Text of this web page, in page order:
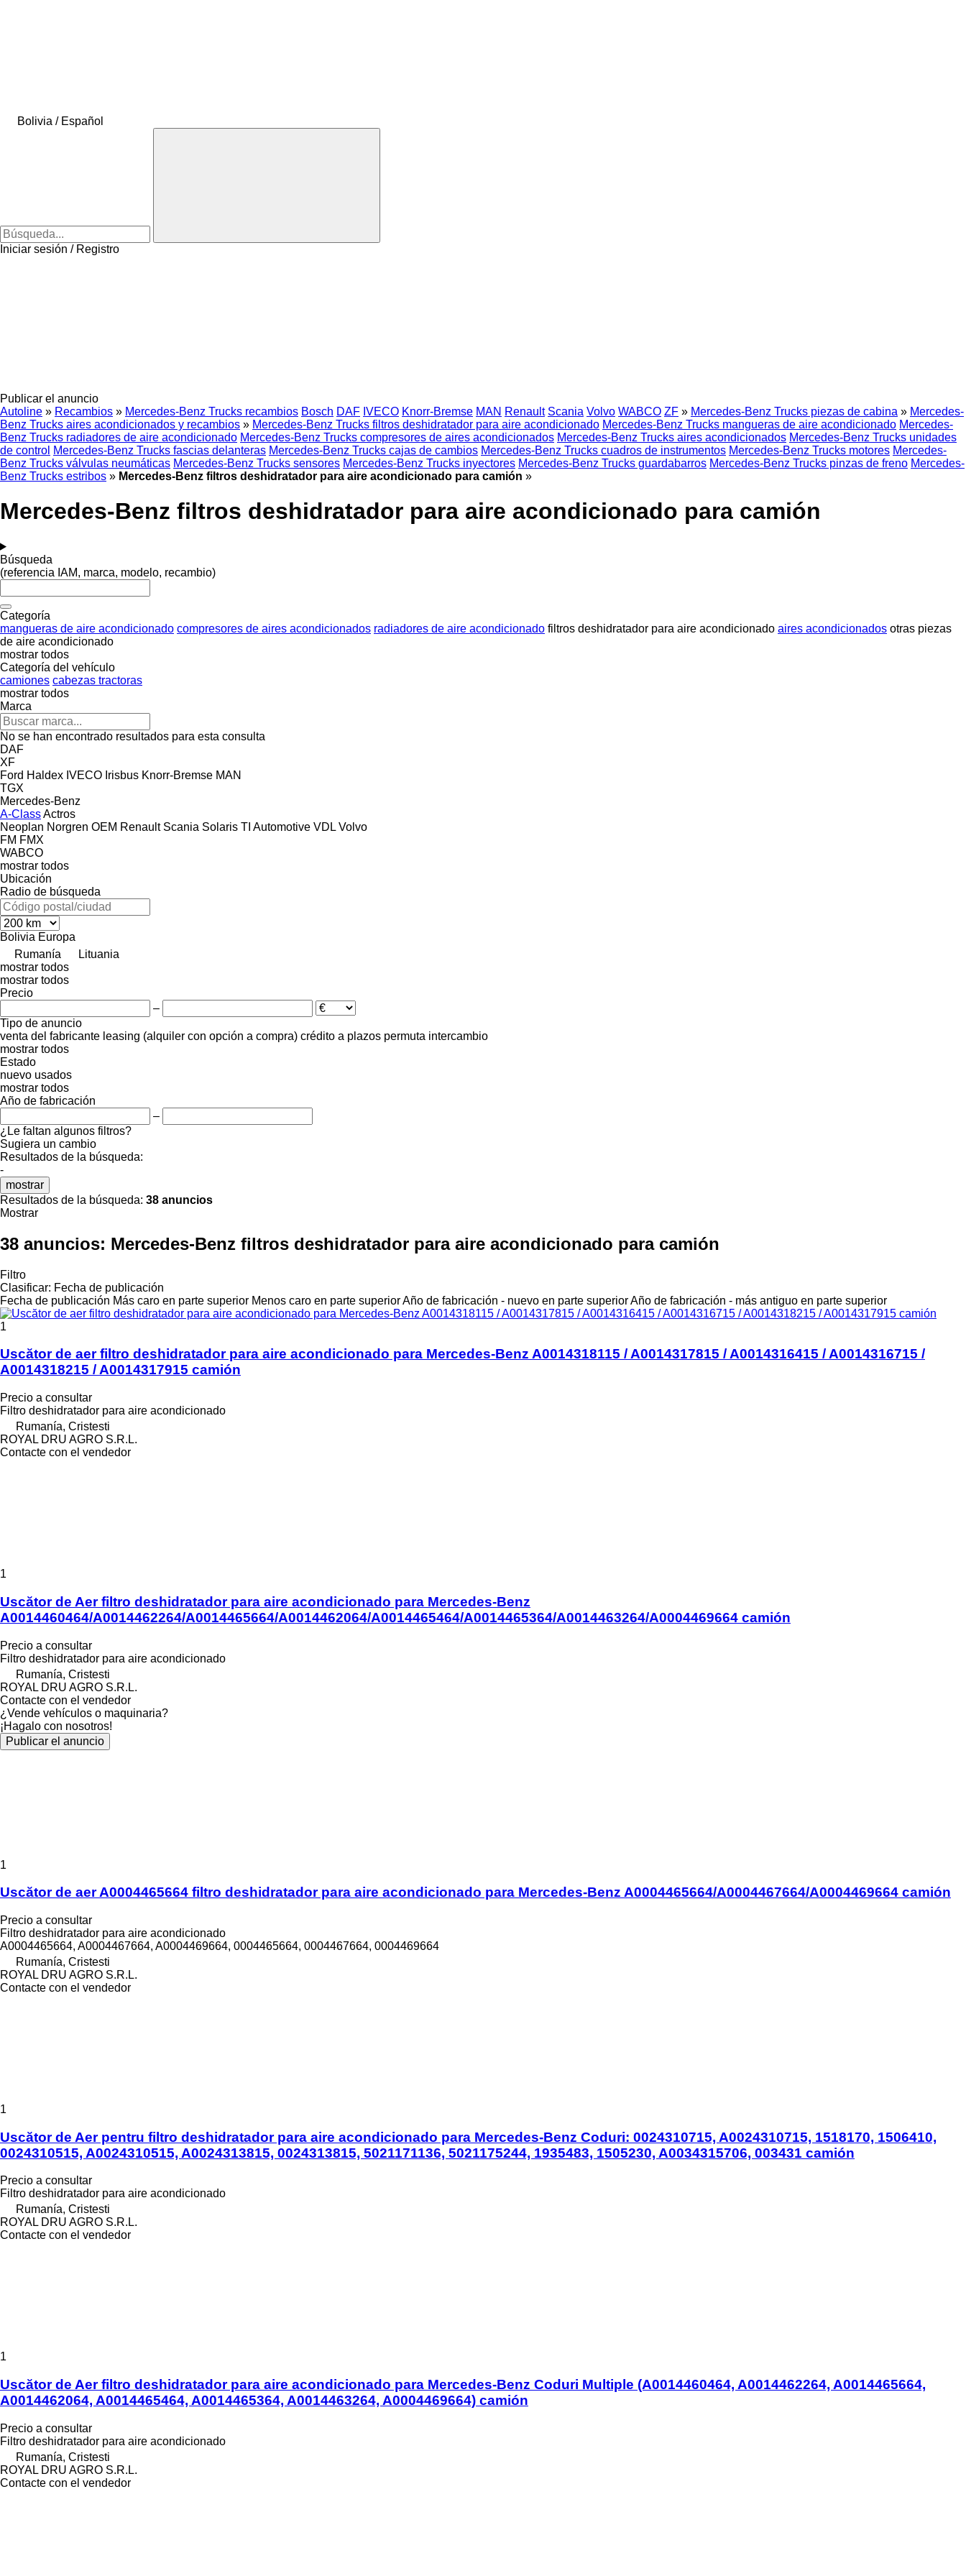
Bolivia / Español
Iniciar sesión / Registro
Publicar el anuncio
Autoline » Recambios » Mercedes-Benz Trucks recambios Bosch DAF IVECO Knorr-Bremse MAN Renault Scania Volvo WABCO ZF » Mercedes-Benz Trucks piezas de cabina » Mercedes-
Benz Trucks aires acondicionados y recambios » Mercedes-Benz Trucks filtros deshidratador para aire acondicionado Mercedes-Benz Trucks mangueras de aire acondicionado Mercedes-
Benz Trucks radiadores de aire acondicionado Mercedes-Benz Trucks compresores de aires acondicionados Mercedes-Benz Trucks aires acondicionados Mercedes-Benz Trucks unidades
de control Mercedes-Benz Trucks fascias delanteras Mercedes-Benz Trucks cajas de cambios Mercedes-Benz Trucks cuadros de instrumentos Mercedes-Benz Trucks motores Mercedes-
Benz Trucks válvulas neumáticas Mercedes-Benz Trucks sensores Mercedes-Benz Trucks inyectores Mercedes-Benz Trucks guardabarros Mercedes-Benz Trucks pinzas de freno Mercedes-
Benz Trucks estribos » Mercedes-Benz filtros deshidratador para aire acondicionado para camión »
Mercedes-Benz filtros deshidratador para aire acondicionado para camión
Búsqueda
(referencia IAM, marca, modelo, recambio)
Categoría
mangueras de aire acondicionado compresores de aires acondicionados radiadores de aire acondicionado filtros deshidratador para aire acondicionado aires acondicionados otras piezas
de aire acondicionado
mostrar todos
Categoría del vehículo
camiones cabezas tractoras
mostrar todos
Marca
No se han encontrado resultados para esta consulta
DAF
XF
Ford Haldex IVECO Irisbus Knorr-Bremse MAN
TGX
Mercedes-Benz
A-ClassActros
Neoplan Norgren OEM Renault Scania Solaris TI Automotive VDL Volvo
FM FMX
WABCO
mostrar todos
Ubicación
Radio de búsqueda
Bolivia Europa
Rumanía
Lituania
mostrar todos
mostrar todos
Precio
–
Tipo de anuncio
venta del fabricante leasing (alquiler con opción a compra) crédito a plazos permuta intercambio
mostrar todos
Estado
nuevo usados
mostrar todos
Año de fabricación
–
¿Le faltan algunos filtros?
Sugiera un cambio
Resultados de la búsqueda:
-
mostrar
Resultados de la búsqueda: 38 anuncios
Mostrar
38 anuncios: Mercedes-Benz filtros deshidratador para aire acondicionado para camión
Filtro
Clasificar: Fecha de publicación
Fecha de publicación Más caro en parte superior Menos caro en parte superiorAño de fabricación - nuevo en parte superiorAño de fabricación - más antiguo en parte superior
1
Uscător de aer filtro deshidratador para aire acondicionado para Mercedes-Benz A0014318115 / A0014317815 / A0014316415 / A0014316715 /
A0014318215 / A0014317915 camión
Precio a consultar
Filtro deshidratador para aire acondicionado
Rumanía, Cristesti
ROYAL DRU AGRO S.R.L.
Contacte con el vendedor
1
Uscător de Aer filtro deshidratador para aire acondicionado para Mercedes-Benz
A0014460464/A0014462264/A0014465664/A0014462064/A0014465464/A0014465364/A0014463264/A0004469664 camión
Precio a consultar
Filtro deshidratador para aire acondicionado
Rumanía, Cristesti
ROYAL DRU AGRO S.R.L.
Contacte con el vendedor
¿Vende vehículos o maquinaria?
¡Hagalo con nosotros!
Publicar el anuncio
1
Uscător de aer A0004465664 filtro deshidratador para aire acondicionado para Mercedes-Benz A0004465664/A0004467664/A0004469664 camión
Precio a consultar
Filtro deshidratador para aire acondicionado
A0004465664, A0004467664, A0004469664, 0004465664, 0004467664, 0004469664
Rumanía, Cristesti
ROYAL DRU AGRO S.R.L.
Contacte con el vendedor
1
Uscător de Aer pentru filtro deshidratador para aire acondicionado para Mercedes-Benz Coduri: 0024310715, A0024310715, 1518170, 1506410,
0024310515, A0024310515, A0024313815, 0024313815, 5021171136, 5021175244, 1935483, 1505230, A0034315706, 003431 camión
Precio a consultar
Filtro deshidratador para aire acondicionado
Rumanía, Cristesti
ROYAL DRU AGRO S.R.L.
Contacte con el vendedor
1
Uscător de Aer filtro deshidratador para aire acondicionado para Mercedes-Benz Coduri Multiple (A0014460464, A0014462264, A0014465664,
A0014462064, A0014465464, A0014465364, A0014463264, A0004469664) camión
Precio a consultar
Filtro deshidratador para aire acondicionado
Rumanía, Cristesti
ROYAL DRU AGRO S.R.L.
Contacte con el vendedor